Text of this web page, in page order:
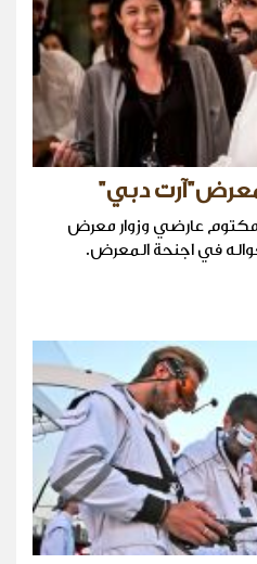
دبي"
مكتوم عارضي وزوار معرض
في اجنحة المعرض.